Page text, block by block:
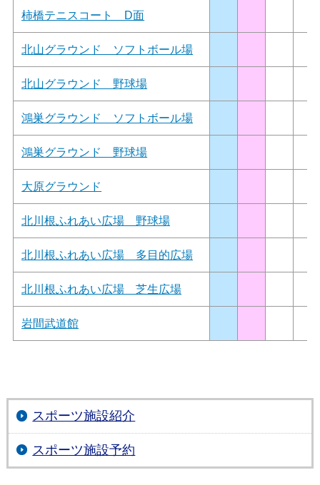
柿橋テニスコート D面
北山グラウンド ソフトボール場
北山グラウンド 野球場
鴻巣グラウンド ソフトボール場
鴻巣グラウンド 野球場
大原グラウンド
北川根ふれあい広場 野球場
北川根ふれあい広場 多目的広場
北川根ふれあい広場 芝生広場
岩間武道館
スポーツ施設紹介
スポーツ施設予約